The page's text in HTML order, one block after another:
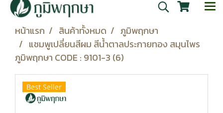
หน้าแรก สินค้าทั้งหมด
ภูมิพฤกษา
แชมพูเปลี่ยนสีผม สีน้ำตาลประกายทอง สมุนไพร
ภูมิพฤกษา CODE : 9101-3 (6)
Best Seller